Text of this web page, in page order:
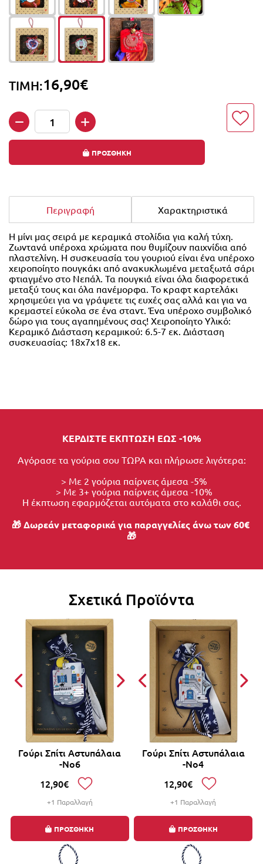
ΤΙΜΗ:16,90€
Ποσότητα
ΠΡΟΣΘΗΚΗ
Περιγραφή Χαρακτηριστικά
Η μίνι μας σειρά με κεραμικά στολίδια για καλή τύχη.
Ζωντανά υπέροχα χρώματα που θυμίζουν παιχνίδια από
πλαστελίνη. Η συσκευασία του γουριού είναι ένα υπέροχο
χειροποίητο πουγκάκι από ανακυκλωμένα μεταξωτά σάρι
φτιαγμένο στο Νεπάλ. Τα πουγκιά είναι όλα διαφορετικά
μεταξύ τους και όλα πανέμορφα. Το κραφτ καρτελάκι
χρησιμεύει για να γράψετε τις ευχές σας αλλά και για να
κρεμαστεί εύκολα σε ένα σταντ. Ένα υπέροχο συμβολικό
δώρο για τους αγαπημένους σας! Χειροποίητο Υλικό:
Κεραμικό Διάσταση κεραμικού: 6.5-7 εκ. Διάσταση
συσκευασίας: 18x7x18 εκ.
ΚΕΡΔΙΣΤΕ ΕΚΠΤΩΣΗ ΕΩΣ -10%
Αγόρασε τα γούρια σου ΤΩΡΑ και πλήρωσε λιγότερα:
> Με 2 γούρια παίρνεις άμεσα -5%
> Με 3+ γούρια παίρνεις άμεσα -10%
Η έκπτωση εφαρμόζεται αυτόματα στο καλάθι σας.
🎁 Δωρεάν μεταφορικά για παραγγελίες άνω των 60€
🎁
Σχετικά Προϊόντα
Γούρι Σπίτι Αστυπάλαια
-Νο6
12,90€
+1 Παραλλαγή
ΠΡΟΣΘΗΚΗ
Γούρι Σπίτι Αστυπάλαια
-Νο4
12,90€
+1 Παραλλαγή
ΠΡΟΣΘΗΚΗ